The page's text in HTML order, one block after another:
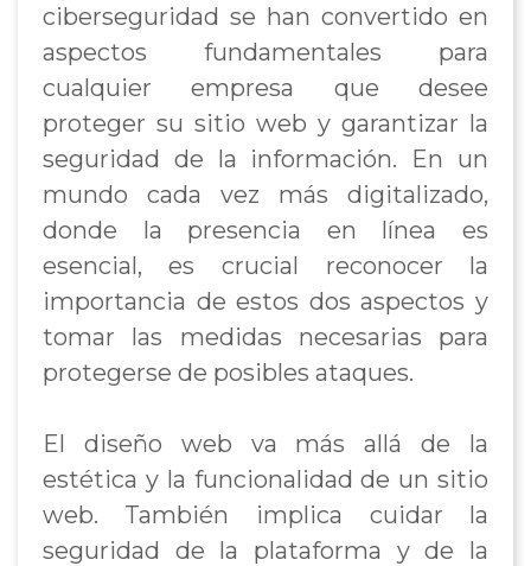
ciberseguridad se han convertido en
aspectos fundamentales para
cualquier empresa que desee
proteger su sitio web y garantizar la
seguridad de la información. En un
mundo cada vez más digitalizado,
donde la presencia en línea es
esencial, es crucial reconocer la
importancia de estos dos aspectos y
tomar las medidas necesarias para
protegerse de posibles ataques.
El diseño web va más allá de la
estética y la funcionalidad de un sitio
web. También implica cuidar la
seguridad de la plataforma y de la